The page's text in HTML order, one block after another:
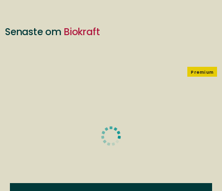
Senaste om Biokraft
Premium